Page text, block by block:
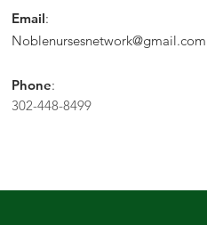
Email:
Noblenursesnetwork@gmail.com
Phone:
302-448-8499